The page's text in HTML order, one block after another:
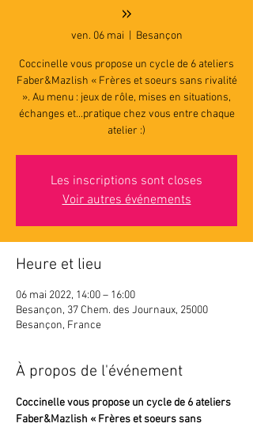
»
ven. 06 mai Besançon
Coccinelle vous propose un cycle de 6 ateliers
Faber&Mazlish « Frères et soeurs sans rivalité
». Au menu : jeux de rôle, mises en situations,
échanges et...pratique chez vous entre chaque
atelier :)
Les inscriptions sont closes
Voir autres événements
Heure et lieu
06 mai 2022, 14:00 – 16:00
Besançon, 37 Chem. des Journaux, 25000
Besançon, France
À propos de l'événement
Coccinelle vous propose un cycle de 6 ateliers
Faber&Mazlish « Frères et soeurs sans